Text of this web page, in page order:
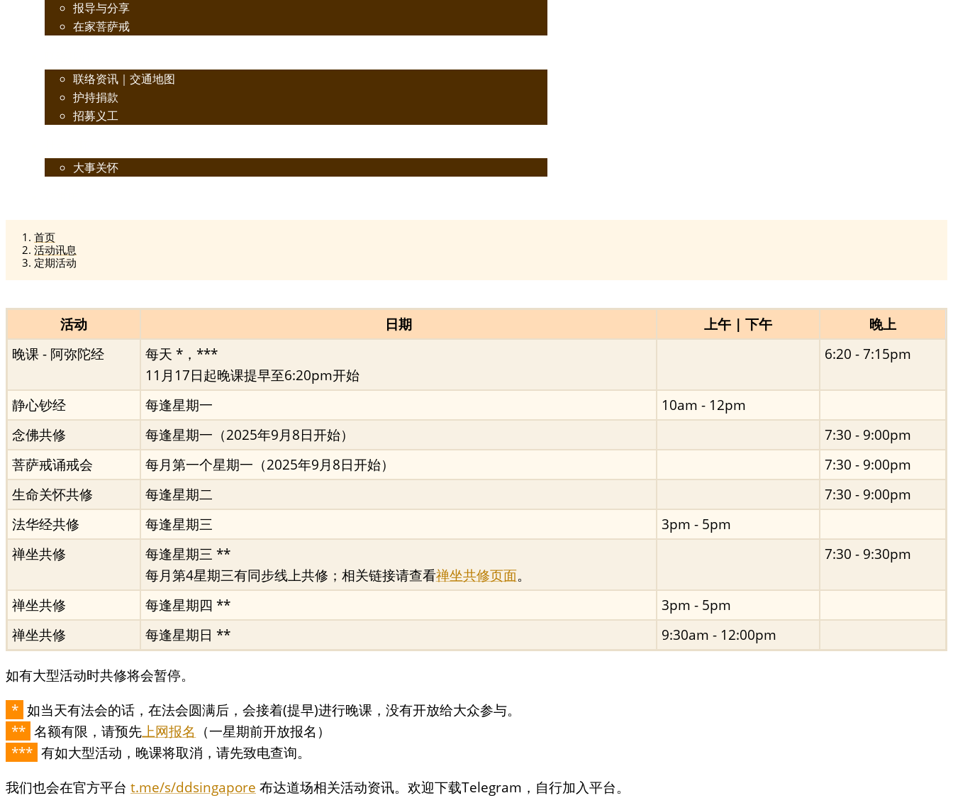
报导与分享
在家菩萨戒
联络资讯｜交通地图
护持捐款
招募义工
大事关怀
首页
活动讯息
定期活动
活动 日期 上午 | 下午
晚上
晚课 - 阿弥陀经
每天 *，***
11月17日起晚课提早至6:20pm开始
6:20 - 7:15pm
静心钞经 每逢星期一
10am - 12pm
念佛共修
每逢星期一（2025年9月8日开始）
7:30 - 9:00pm
菩萨戒诵戒会
每月第一个星期一（2025年9月8日开始）
7:30 - 9:00pm
生命关怀共修
每逢星期二
7:30 - 9:00pm
法华经共修
每逢星期三
3pm - 5pm
禅坐共修
每逢星期三 **
每月第4星期三有同步线上共修；相关链接请查看禅坐共修页面。
7:30 - 9:30pm
禅坐共修 每逢星期四 **
3pm - 5pm
禅坐共修
每逢星期日 ** 9:30am - 12:00pm
如有大型活动时共修将会暂停。
* 如当天有法会的话，在法会圆满后，会接着(提早)进行晚课，没有开放给大众参与。
** 名额有限，请预先上网报名 （一星期前开放报名）
*** 有如大型活动，晚课将取消，请先致电查询。
我们也会在官方平台 t.me/s/ddsingapore 布达道场相关活动资讯。欢迎下载Telegram，自行加入平台。